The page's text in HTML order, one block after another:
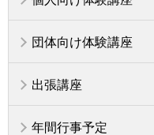
団体向け体験講座
出張講座
年間行事予定